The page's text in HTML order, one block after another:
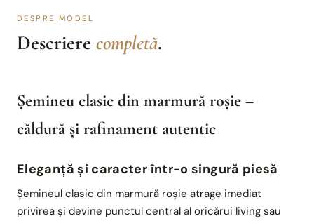
DESPRE MODEL
Descriere completă.
Șemineu clasic din marmură roșie –
căldură și rafinament autentic
Eleganță și caracter într-o singură piesă
Șemineul clasic din marmură roșie atrage imediat
privirea și devine punctul central al oricărui living sau